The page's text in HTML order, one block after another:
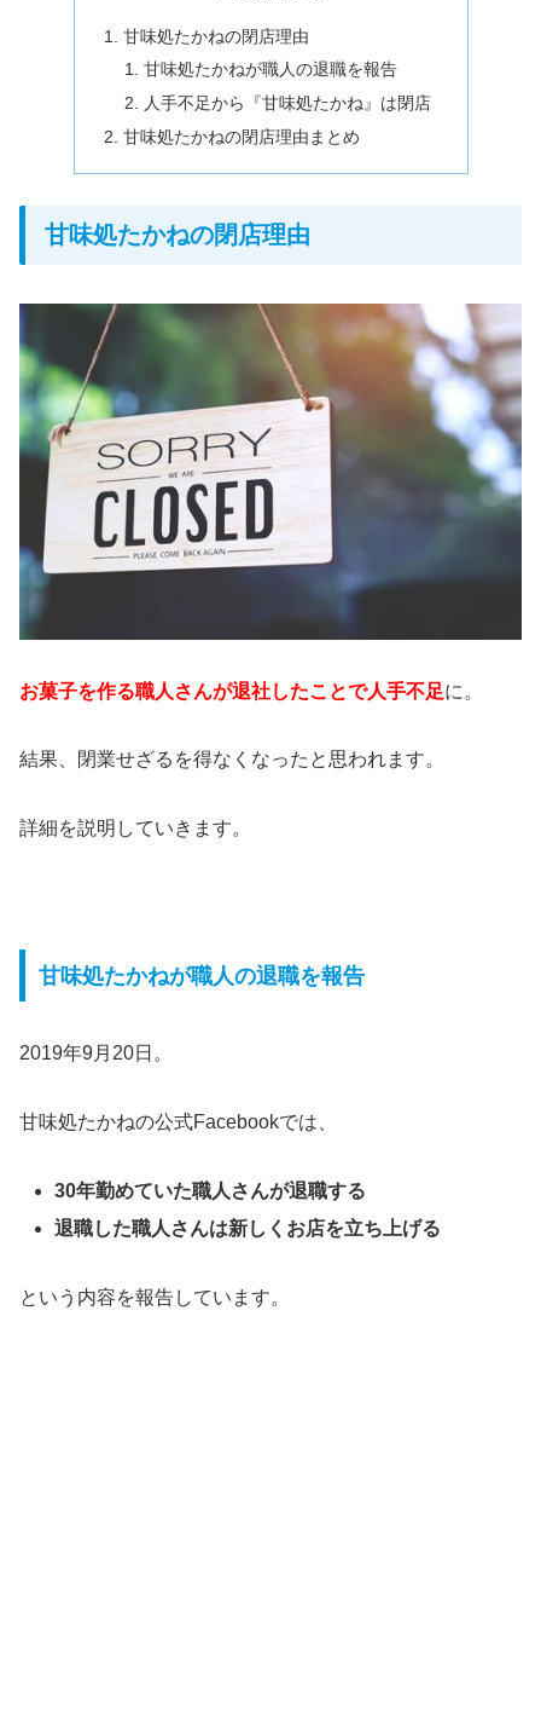
甘味処たかねの閉店理由
甘味処たかねが職人の退職を報告
人手不足から『甘味処たかね』は閉店
甘味処たかねの閉店理由まとめ
甘味処たかねの閉店理由
お菓子を作る職人さんが退社したことで人手不足に。
結果、閉業せざるを得なくなったと思われます。
詳細を説明していきます。
甘味処たかねが職人の退職を報告
2019年9月20日。
甘味処たかねの公式Facebookでは、
30年勤めていた職人さんが退職する
退職した職人さんは新しくお店を立ち上げる
という内容を報告しています。